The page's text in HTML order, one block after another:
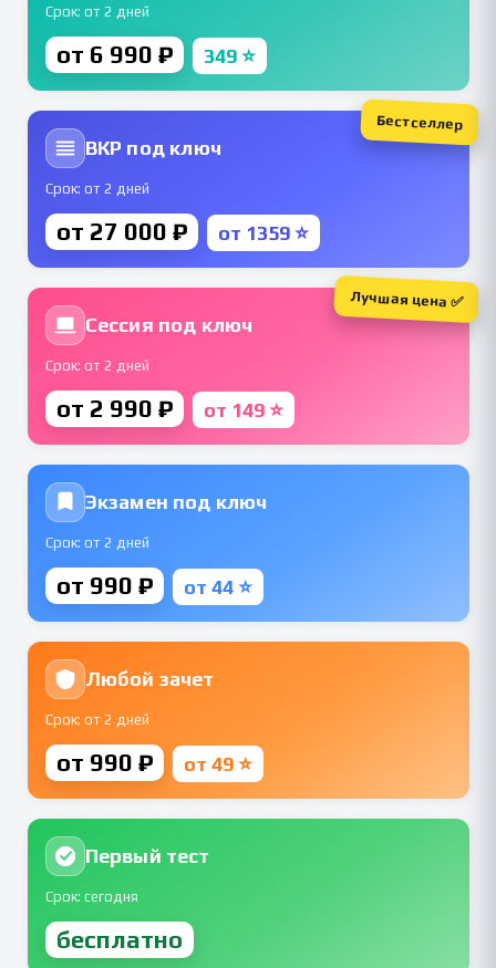
Срок: от 2 дней
от 6 990 ₽ 349 ⭐
ВКР под ключ
Срок: от 2 дней
от 27 000 ₽ от 1359 ⭐
Бестселлер
Сессия под ключ
Срок: от 2 дней
от 2 990 ₽ от 149 ⭐
Лучшая цена ✅
Экзамен под ключ
Срок: от 2 дней
от 990 ₽ от 44 ⭐
Любой зачет
Срок: от 2 дней
от 990 ₽ от 49 ⭐
Первый тест
Срок: сегодня
бесплатно